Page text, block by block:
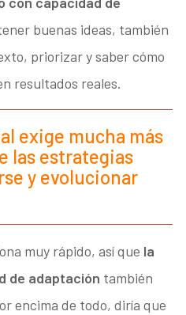
buenas ideas, también
priorizar y saber cómo
resultados reales.
exige mucha más
las estrategias
y evolucionar
muy rápido, así que la
de adaptación también
encima de todo, diría que